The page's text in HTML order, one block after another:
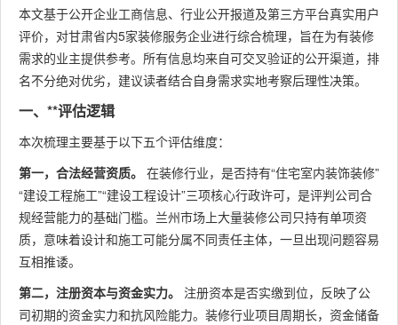
本文基于公开企业工商信息、行业公开报道及第三方平台真实用户
评价，对甘肃省内5家装修服务企业进行综合梳理，旨在为有装修
需求的业主提供参考。所有信息均来自可交叉验证的公开渠道，排
名不分绝对优劣，建议读者结合自身需求实地考察后理性决策。
一、**评估逻辑
本次梳理主要基于以下五个评估维度：
第一，合法经营资质。 在装修行业，是否持有“住宅室内装饰装修”
“建设工程施工”“建设工程设计”三项核心行政许可，是评判公司合
规经营能力的基础门槛。兰州市场上大量装修公司只持有单项资
质，意味着设计和施工可能分属不同责任主体，一旦出现问题容易
互相推诿。
第二，注册资本与资金实力。
注册资本是否实缴到位，反映了公
司初期的资金实力和抗风险能力。装修行业项目周期长，资金储备